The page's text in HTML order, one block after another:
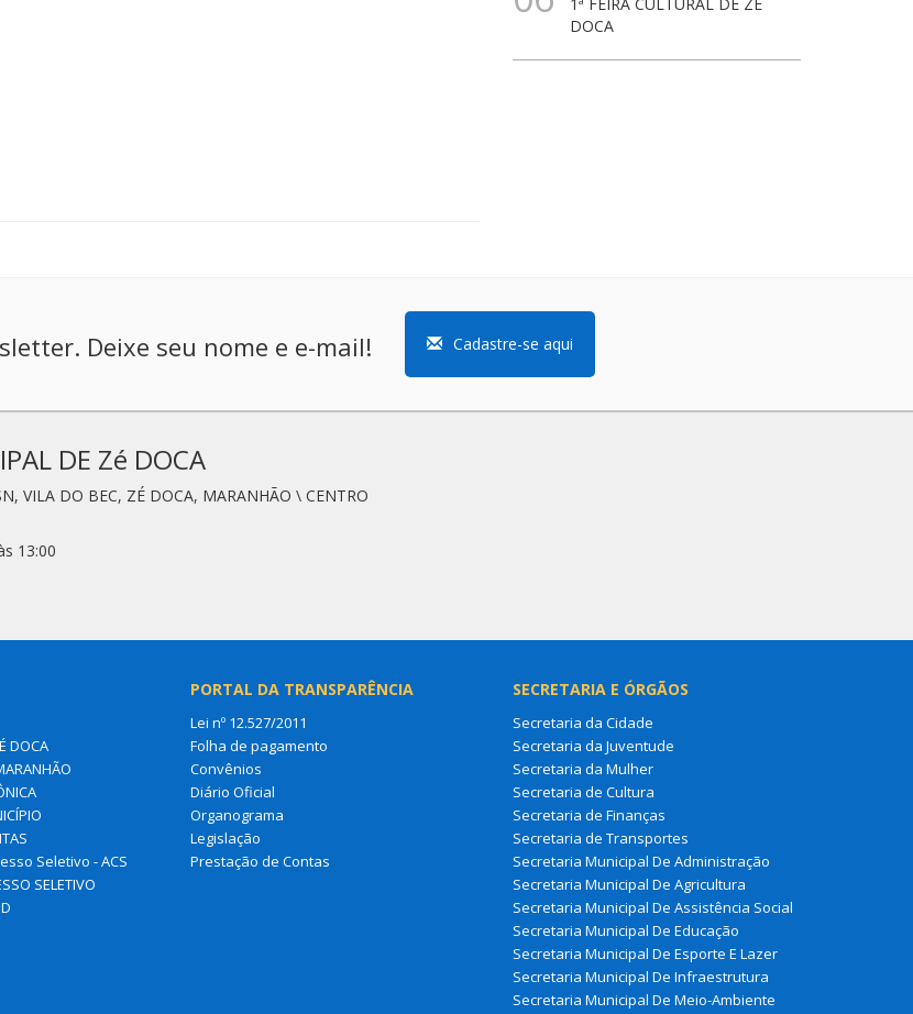
DOCA
Deixe seu nome e e-mail! Cadastre-se aqui
DE Zé DOCA
VILA DO BEC, ZÉ DOCA, MARANHÃO \ CENTRO
13:00
DOCA
Seletivo - ACS
SELETIVO
PORTAL DA TRANSPARÊNCIA
Lei nº 12.527/2011
Folha de pagamento
Convênios
Diário Oficial
Organograma
Legislação
Prestação de Contas
SECRETARIA E ÓRGÃOS
Secretaria da Cidade
Secretaria da Juventude
Secretaria da Mulher
Secretaria de Cultura
Secretaria de Finanças
Secretaria de Transportes
Secretaria Municipal De Administração
Secretaria Municipal De Agricultura
Secretaria Municipal De Assistência Social
Secretaria Municipal De Educação
Secretaria Municipal De Esporte E Lazer
Secretaria Municipal De Infraestrutura
Secretaria Municipal De Meio-Ambiente